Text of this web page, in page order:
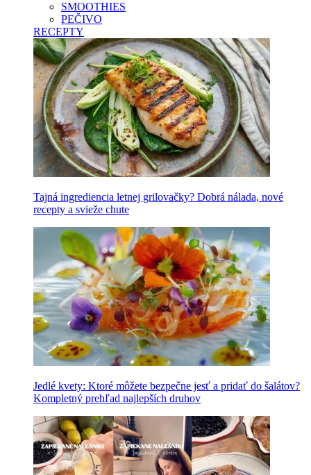
SMOOTHIES
PEČIVO
RECEPTY
Tajná ingrediencia letnej grilovačky? Dobrá nálada, nové
recepty a svieže chute
Jedlé kvety: Ktoré môžete bezpečne jesť a pridať do šalátov?
Kompletný prehľad najlepších druhov